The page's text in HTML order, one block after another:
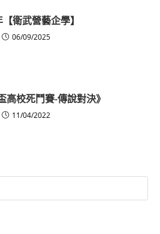
衛武營藝企學】
06/09/2025
高校死鬥賽-傳說對決》
11/04/2022